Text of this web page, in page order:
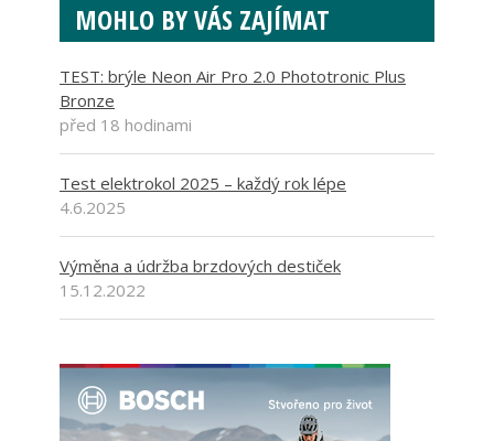
MOHLO BY VÁS ZAJÍMAT
TEST: brýle Neon Air Pro 2.0 Phototronic Plus
Bronze
před 18 hodinami
Test elektrokol 2025 – každý rok lépe
4.6.2025
Výměna a údržba brzdových destiček
15.12.2022